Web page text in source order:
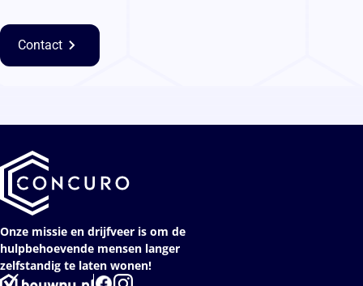
Contact
Onze missie en drijfveer is om de
hulpbehoevende mensen langer
zelfstandig te laten wonen!